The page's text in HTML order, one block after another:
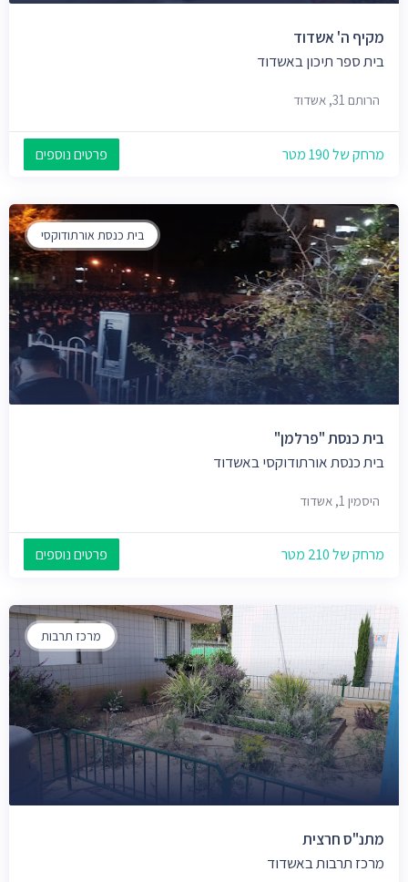
מקיף ה' אשדוד
בית ספר תיכון באשדוד
הרותם 31, אשדוד
מרחק של 190 מטר פרטים נוספים
בית כנסת אורתודוקסי
בית כנסת "פרלמן"
בית כנסת אורתודוקסי באשדוד
היסמין 1, אשדוד
מרחק של 210 מטר פרטים נוספים
מרכז תרבות
מתנ"ס חרצית
מרכז תרבות באשדוד